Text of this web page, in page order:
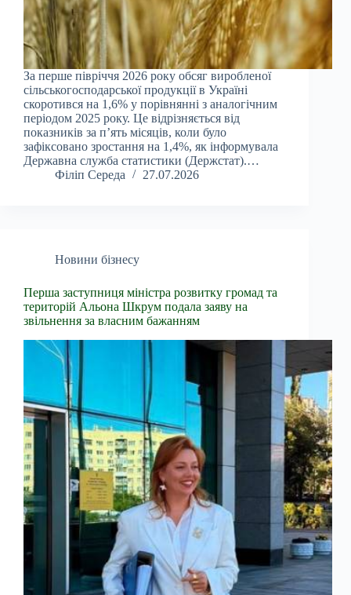
За перше півріччя 2026 року обсяг виробленої
сільськогосподарської продукції в Україні
скоротився на 1,6% у порівнянні з аналогічним
періодом 2025 року. Це відрізняється від
показників за п’ять місяців, коли було
зафіксовано зростання на 1,4%, як інформувала
Державна служба статистики (Держстат).…
Філіп Середа
27.07.2026
Новини бізнесу
Перша заступниця міністра розвитку громад та
територій Альона Шкрум подала заяву на
звільнення за власним бажанням